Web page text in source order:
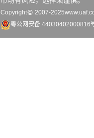
Copyright
2007-
粤公网安备 44030402000816